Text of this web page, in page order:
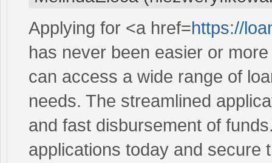
Applying for <a href=https://
has never been easier or
can access a wide range of
needs. The streamlined
and fast disbursement of
applications today and secure